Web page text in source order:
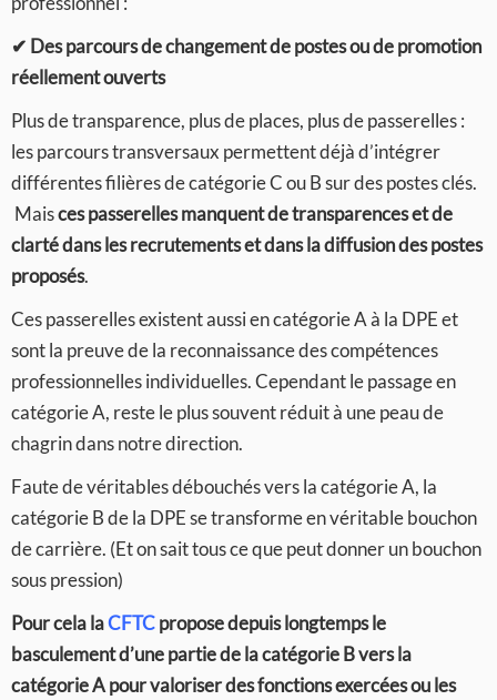
✔ Des parcours de changement de postes ou de promotion
réellement ouverts
Plus de transparence, plus de places, plus de passerelles :
les parcours transversaux permettent déjà d’intégrer
différentes filières de catégorie C ou B sur des postes clés.
Maisces passerelles manquent de transparences et de
clarté dans les recrutements et dans la diffusion des postes
proposés.
Ces passerelles existent aussi en catégorie A à la DPE et
sont la preuve de la reconnaissance des compétences
professionnelles individuelles. Cependant le passage en
catégorie A, reste le plus souvent réduit à une peau de
chagrin dans notre direction.
Faute de véritables débouchés vers la catégorie A, la
catégorie B de la DPE se transforme en véritable bouchon
de carrière. (Et on sait tous ce que peut donner un bouchon
sous pression)
Pour cela laCFTCpropose depuis longtemps le
basculement d’une partie de la catégorie B vers la
catégorie A pour valoriser des fonctions exercées ou les